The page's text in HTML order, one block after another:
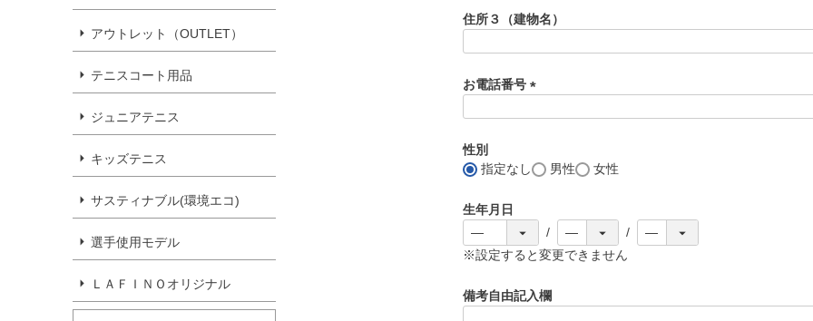
アウトレット（OUTLET）
テニスコート用品
ジュニアテニス
キッズテニス
サスティナブル(環境エコ)
選手使用モデル
ＬＡＦＩＮＯオリジナル
須
)
住所３（建物名）
お電話番号
)
性別
指定なし
男性 女性
生年月日
※設定すると変更できません
備考自由記入欄